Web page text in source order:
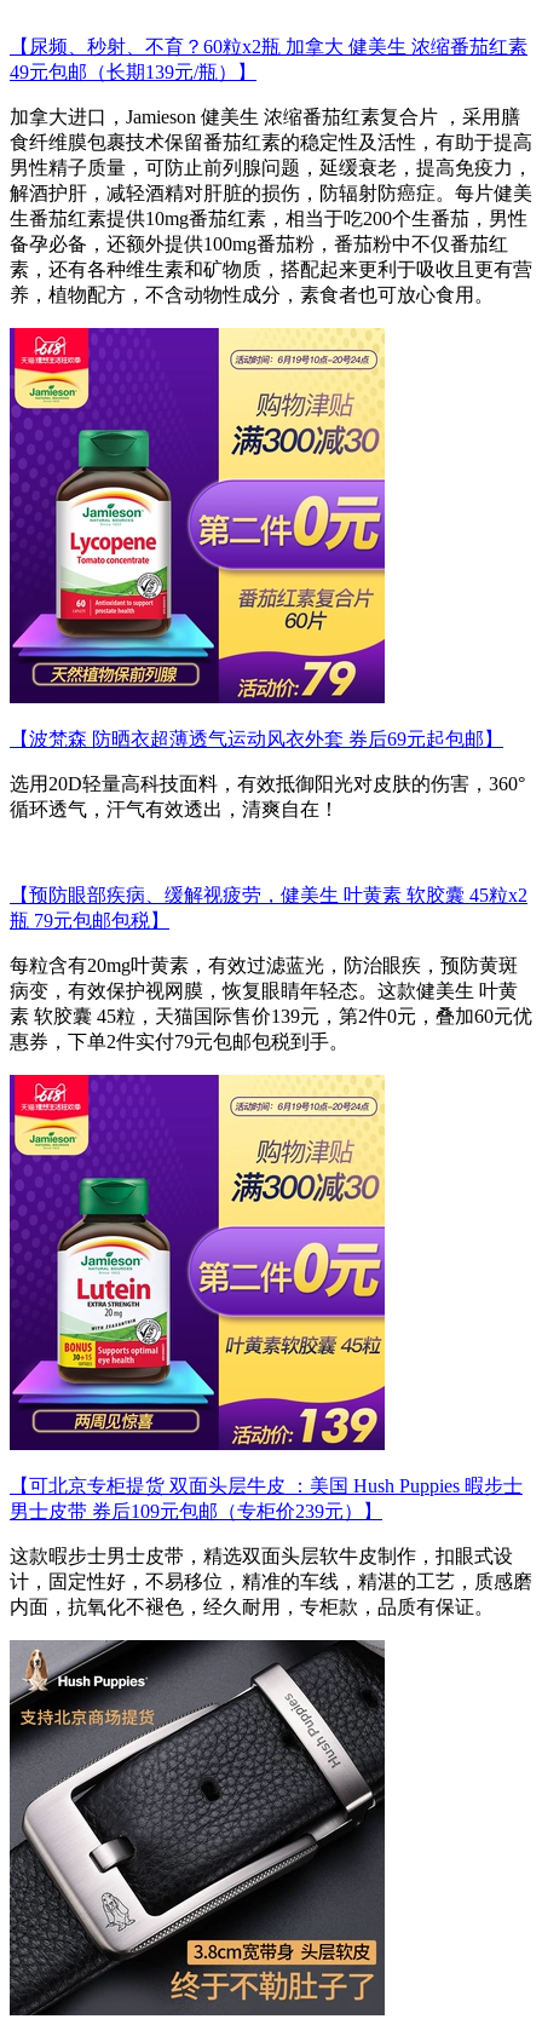
【尿频、秒射、不育？60粒x2瓶 加拿大 健美生 浓缩番茄红素
49元包邮（长期139元/瓶）】
加拿大进口，Jamieson 健美生 浓缩番茄红素复合片 ，采用膳
食纤维膜包裹技术保留番茄红素的稳定性及活性，有助于提高
男性精子质量，可防止前列腺问题，延缓衰老，提高免疫力，
解酒护肝，减轻酒精对肝脏的损伤，防辐射防癌症。每片健美
生番茄红素提供10mg番茄红素，相当于吃200个生番茄，男性
备孕必备，还额外提供100mg番茄粉，番茄粉中不仅番茄红
素，还有各种维生素和矿物质，搭配起来更利于吸收且更有营
养，植物配方，不含动物性成分，素食者也可放心食用。
【波梵森 防晒衣超薄透气运动风衣外套 券后69元起包邮】
选用20D轻量高科技面料，有效抵御阳光对皮肤的伤害，360°
循环透气，汗气有效透出，清爽自在！
【预防眼部疾病、缓解视疲劳，健美生 叶黄素 软胶囊 45粒x2
瓶 79元包邮包税】
每粒含有20mg叶黄素，有效过滤蓝光，防治眼疾，预防黄斑
病变，有效保护视网膜，恢复眼睛年轻态。这款健美生 叶黄
素 软胶囊 45粒，天猫国际售价139元，第2件0元，叠加60元优
惠券，下单2件实付79元包邮包税到手。
【可北京专柜提货 双面头层牛皮 ：美国 Hush Puppies 暇步士
男士皮带 券后109元包邮（专柜价239元）】
这款暇步士男士皮带，精选双面头层软牛皮制作，扣眼式设
计，固定性好，不易移位，精准的车线，精湛的工艺，质感磨
内面，抗氧化不褪色，经久耐用，专柜款，品质有保证。